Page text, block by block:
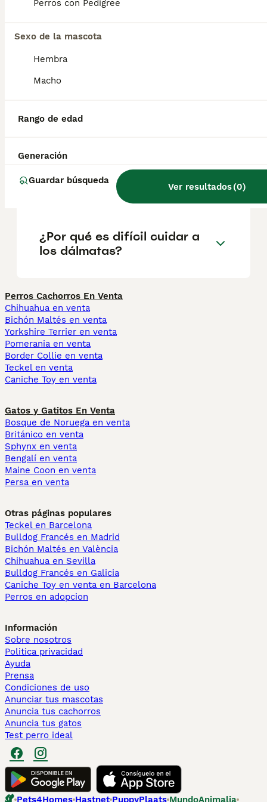
Perros con Pedigree
Sexo de la mascota
Hembra
Macho
Rango de edad
Generación
Guardar búsqueda
Ver resultados(0)
¿Cuántos cachorros tiene
¿Cuántos años suelen vivir
¿Los dálmatas se enferman
fácilmente?
¿Por qué es difícil cuidar a
los dálmatas?
Perros Cachorros En Venta
Chihuahua en venta
Bichón Maltés en venta
Yorkshire Terrier en venta
Pomerania en venta
Border Collie en venta
Teckel en venta
Caniche Toy en venta
Gatos y Gatitos En Venta
Bosque de Noruega en venta
Británico en venta
Sphynx en venta
Bengalí en venta
Maine Coon en venta
Persa en venta
Otras páginas populares
Teckel en Barcelona
Bulldog Francés en Madrid
Bichón Maltés en València
Chihuahua en Sevilla
Bulldog Francés en Galicia
Caniche Toy en venta en Barcelona
Perros en adopcion
Información
Sobre nosotros
Politica privacidad
Ayuda
Prensa
Condiciones de uso
Anunciar tus mascotas
Anuncia tus cachorros
Anuncia tus gatos
Test perro ideal